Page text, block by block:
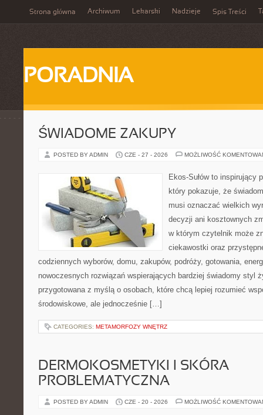
Strona główna Archiwum Lekarski Nadzieje Spis Treści
PORADNIA
ŚWIADOME ZAKUPY
POSTED BY ADMIN CZE - 27 - 2026 MOŻLIWOŚĆ
Ekos-Sułów to inspirujący
który pokazuje, że
musi oznaczać wielkich
decyzji ani kosztownych
w którym czytelnik może
ciekawostki oraz
codziennych wyborów, domu, zakupów, podróży, gotowania,
nowoczesnych rozwiązań wspierających bardziej świadomy styl
przygotowana z myślą o osobach, które chcą lepiej rozumieć
środowiskowe, ale jednocześnie […]
CATEGORIES: METAMORFOZY WNĘTRZ
DERMOKOSMETYKI I SKÓRA
PROBLEMATYCZNA
POSTED BY ADMIN CZE - 20 - 2026 MOŻLIWOŚĆ